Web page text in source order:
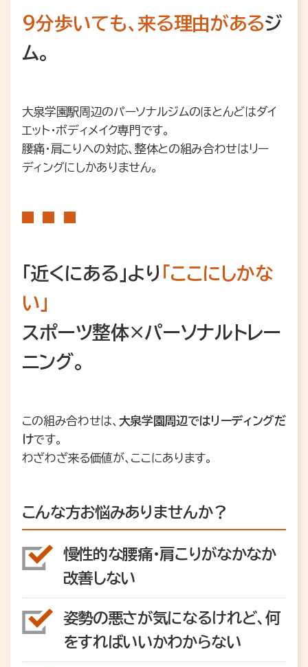
9分歩いても、来る理由があるジ
ム。
大泉学園駅周辺のパーソナルジムのほとんどはダイ
エット・ボディメイク専門です。
腰痛・肩こりへの対応、整体との組み合わせはリー
ディングにしかありません。
「近くにある」より 「ここにしかな
い」
スポーツ整体×パーソナルトレー
ニング。
この組み合わせは、 大泉学園周辺ではリーディングだ
けです。
わざわざ来る価値が、ここにあります。
こんな方お悩みありませんか？
慢性的な腰痛・肩こりがなかなか
改善しない
姿勢の悪さが気になるけれど、何
をすればいいかわからない